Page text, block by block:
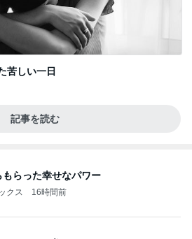
苦しい一日
記事を読む
もらった幸せなパワー
クス 16時間前